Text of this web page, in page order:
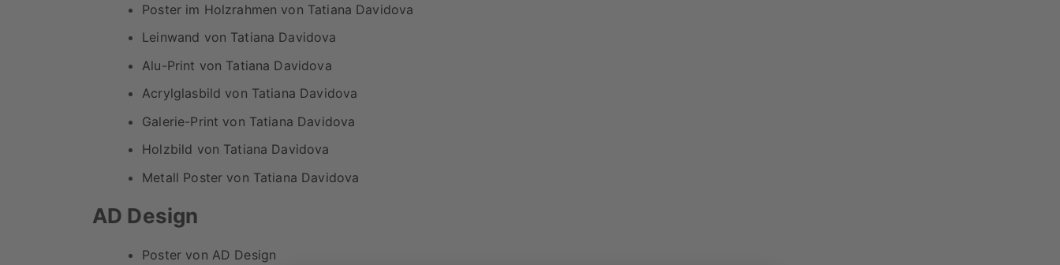
Poster im Holzrahmen von Tatiana Davidova
Leinwand von Tatiana Davidova
Alu-Print von Tatiana Davidova
Acrylglasbild von Tatiana Davidova
Galerie-Print von Tatiana Davidova
Holzbild von Tatiana Davidova
Metall Poster von Tatiana Davidova
AD Design
Poster von AD Design